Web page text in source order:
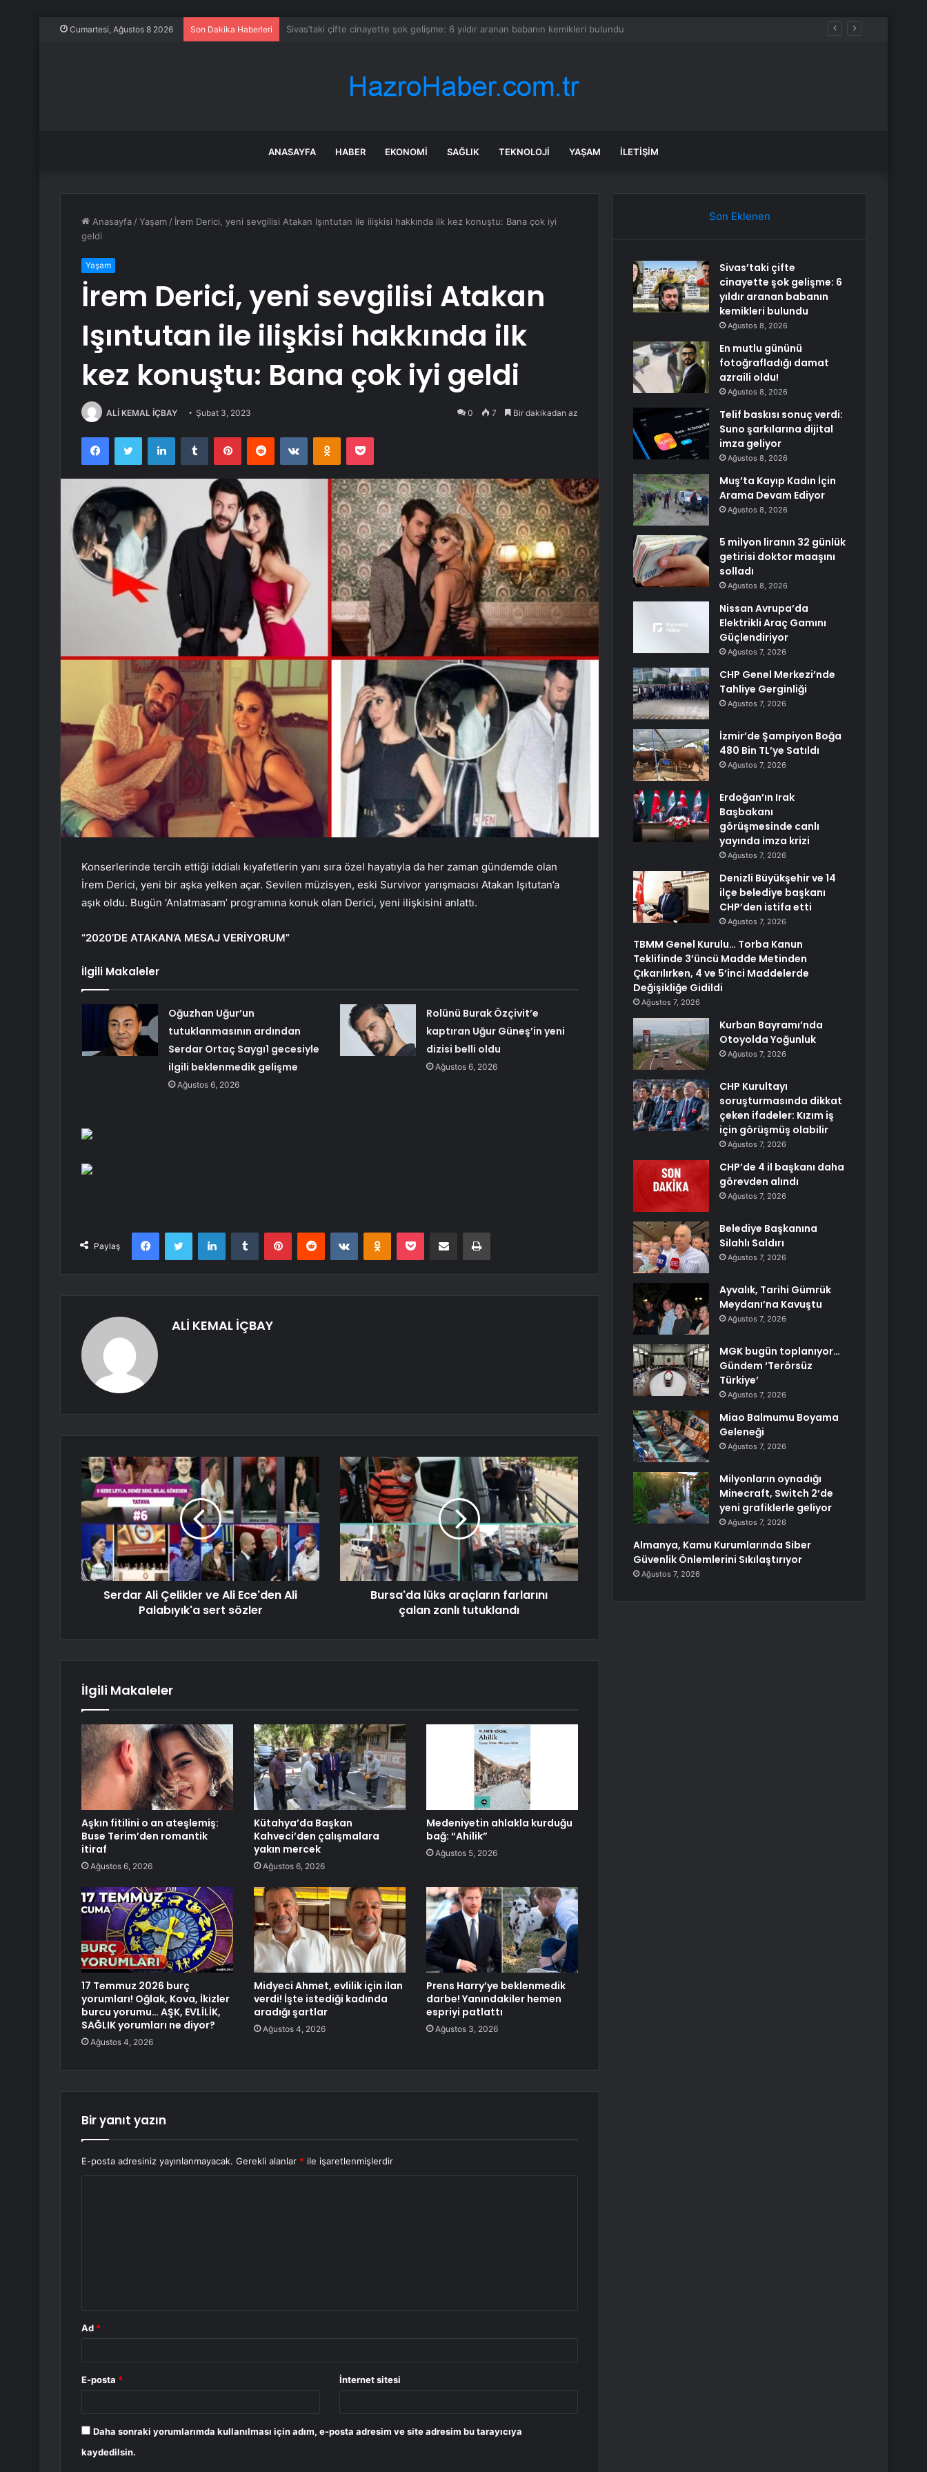
Cumartesi, Ağustos 8 2026 Son Dakika Haberleri En mutlu gününü fotoğrafladığı damat azraili oldu!
ANASAYFA HABER EKONOMI SAĞLIK TEKNOLOJI YAŞAM İLETIŞIM
Anasayfa /Yaşam / İrem Derici, yeni sevgilisi Atakan Işıntutan ile ilişkisi hakkında ilk kez konuştu: Bana çok iyi
geldi
Yaşam
İrem Derici, yeni sevgilisi Atakan
Işıntutan ile ilişkisi hakkında ilk
kez konuştu: Bana çok iyi geldi
ALİ KEMAL İÇBAY Şubat 3, 2023 0 7 Bir dakikadan az
FacebookTwitter LinkedInTumblr PinterestReddit VKontakteOdnoklassniki
Pocket
Konserlerinde tercih ettiği iddialı kıyafetlerin yanı sıra özel hayatıyla da her zaman gündemde olan
İrem Derici, yeni bir aşka yelken açar. Sevilen müzisyen, eski Survivor yarışmacısı Atakan Işıtutan’a
aşık oldu. Bugün ‘Anlatmasam’ programına konuk olan Derici, yeni ilişkisini anlattı.
“2020’DE ATAKAN’A MESAJ VERİYORUM”
İlgili Makaleler
Oğuzhan Uğur’un
tutuklanmasının ardından
Serdar Ortaç Saygı1 gecesiyle
ilgili beklenmedik gelişme
Ağustos 6, 2026
Rolünü Burak Özçivit’e
kaptıran Uğur Güneş’in yeni
dizisi belli oldu
Ağustos 6, 2026
Paylaş
FacebookTwitter LinkedInTumblr PinterestReddit VKontakteOdnoklassniki
Pocket E-Posta ile paylaş Yazdır
ALİ KEMAL İÇBAY
Serdar Ali Çelikler ve Ali Ece'den Ali
Palabıyık'a sert sözler
Bursa'da lüks araçların farlarını
çalan zanlı tutuklandı
İlgili Makaleler
Aşkın fitilini o an ateşlemiş:
Buse Terim’den romantik
itiraf
Ağustos 6, 2026
Kütahya’da Başkan
Kahveci’den çalışmalara
yakın mercek
Ağustos 6, 2026
Medeniyetin ahlakla kurduğu
bağ: “Ahilik”
Ağustos 5, 2026
17 Temmuz 2026 burç
yorumları! Oğlak, Kova, İkizler
burcu yorumu… AŞK, EVLİLİK,
SAĞLIK yorumları ne diyor?
Ağustos 4, 2026
Midyeci Ahmet, evlilik için ilan
verdi! İşte istediği kadında
aradığı şartlar
Ağustos 4, 2026
Prens Harry’ye beklenmedik
darbe! Yanındakiler hemen
espriyi patlattı
Ağustos 3, 2026
Bir yanıt yazın
E-posta adresiniz yayınlanmayacak. Gerekli alanlar * ile işaretlenmişlerdir
Ad *
E-posta * İnternet sitesi
Daha sonraki yorumlarımda kullanılması için adım, e-posta adresim ve site adresim bu tarayıcıya
kaydedilsin.
Son Eklenen
Sivas’taki çifte
cinayette şok gelişme: 6
yıldır aranan babanın
kemikleri bulundu
Ağustos 8, 2026
En mutlu gününü
fotoğrafladığı damat
azraili oldu!
Ağustos 8, 2026
Telif baskısı sonuç verdi:
Suno şarkılarına dijital
imza geliyor
Ağustos 8, 2026
Muş’ta Kayıp Kadın İçin
Arama Devam Ediyor
Ağustos 8, 2026
5 milyon liranın 32 günlük
getirisi doktor maaşını
solladı
Ağustos 8, 2026
Nissan Avrupa’da
Elektrikli Araç Gamını
Güçlendiriyor
Ağustos 7, 2026
CHP Genel Merkezi’nde
Tahliye Gerginliği
Ağustos 7, 2026
İzmir’de Şampiyon Boğa
480 Bin TL’ye Satıldı
Ağustos 7, 2026
Erdoğan’ın Irak
Başbakanı
görüşmesinde canlı
yayında imza krizi
Ağustos 7, 2026
Denizli Büyükşehir ve 14
ilçe belediye başkanı
CHP’den istifa etti
Ağustos 7, 2026
TBMM Genel Kurulu… Torba Kanun
Teklifinde 3’üncü Madde Metinden
Çıkarılırken, 4 ve 5’inci Maddelerde
Değişikliğe Gidildi
Ağustos 7, 2026
Kurban Bayramı’nda
Otoyolda Yoğunluk
Ağustos 7, 2026
CHP Kurultayı
soruşturmasında dikkat
çeken ifadeler: Kızım iş
için görüşmüş olabilir
Ağustos 7, 2026
CHP’de 4 il başkanı daha
görevden alındı
Ağustos 7, 2026
Belediye Başkanına
Silahlı Saldırı
Ağustos 7, 2026
Ayvalık, Tarihi Gümrük
Meydanı’na Kavuştu
Ağustos 7, 2026
MGK bugün toplanıyor…
Gündem ‘Terörsüz
Türkiye’
Ağustos 7, 2026
Miao Balmumu Boyama
Geleneği
Ağustos 7, 2026
Milyonların oynadığı
Minecraft, Switch 2’de
yeni grafiklerle geliyor
Ağustos 7, 2026
Almanya, Kamu Kurumlarında Siber
Güvenlik Önlemlerini Sıkılaştırıyor
Ağustos 7, 2026